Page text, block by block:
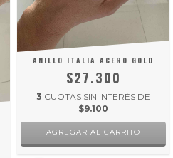
ANILLO ITALIA ACERO GOLD
$27.300
3 CUOTAS SIN INTERÉS DE
$9.100
AGREGAR AL CARRITO